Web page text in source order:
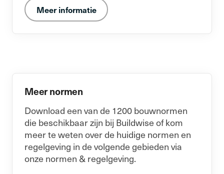
Meer informatie
Meer normen
Download een van de 1200 bouwnormen
die beschikbaar zijn bij Buildwise of kom
meer te weten over de huidige normen en
regelgeving in de volgende gebieden via
onze normen & regelgeving.